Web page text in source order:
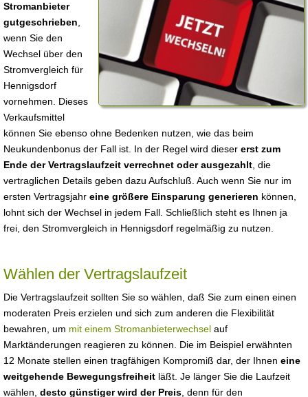
Stromanbieter
gutgeschrieben
wenn Sie den
Wechsel über den
Stromvergleich für
Hennigsdorf
vornehmen. Dieses
Verkaufsmittel
können Sie ebenso ohne Bedenken nutzen, wie das beim
Neukundenbonus der Fall ist. In der Regel wird dieser erst zum
Ende der Vertragslaufzeit verrechnet oder ausgezahlt , die
vertraglichen Details geben dazu Aufschluß. Auch wenn Sie nur im
ersten Vertragsjahr eine größere Einsparung generieren können,
lohnt sich der Wechsel in jedem Fall. Schließlich steht es Ihnen ja
frei, den Stromvergleich in Hennigsdorf regelmäßig zu nutzen.
Wählen der Vertragslaufzeit
Die Vertragslaufzeit sollten Sie so wählen, daß Sie zum einen einen
moderaten Preis erzielen und sich zum anderen die Flexibilität
bewahren, um mit einem Stromanbieterwechsel auf
Marktänderungen reagieren zu können. Die im Beispiel erwähnten
12 Monate stellen einen tragfähigen Kompromiß dar, der Ihnen eine
weitgehende Bewegungsfreiheit läßt. Je länger Sie die Laufzeit
wählen, desto günstiger wird der Preis , denn für den